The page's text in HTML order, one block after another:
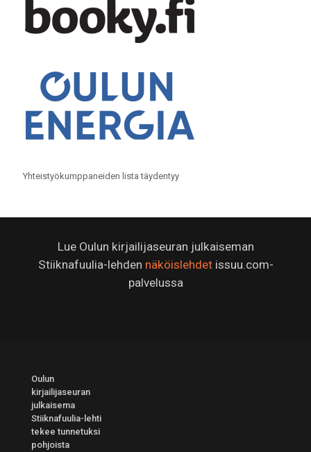
Yhteistyökumppaneiden lista täydentyy
Lue Oulun kirjailijaseuran julkaiseman
Stiiknafuulia-lehden näköislehdetissuu.com-
palvelussa
Oulun
kirjailijaseuran
julkaisema
Stiiknafuulia-lehti
tekee tunnetuksi
pohjoista